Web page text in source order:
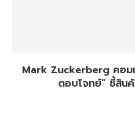
Mark Zuckerberg คอม
ตอบโจทย์” ชี้สินค้